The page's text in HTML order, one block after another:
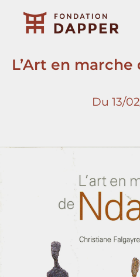
contenu
L’Art en marche
Du 13/